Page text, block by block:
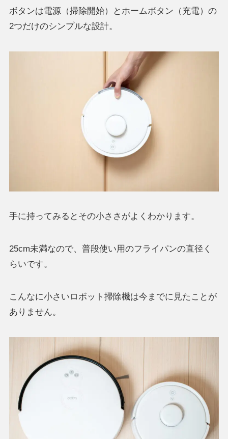
ボタンは電源（掃除開始）とホームボタン（充電）の
2つだけのシンプルな設計。
手に持ってみるとその小ささがよくわかります。
25cm未満なので、普段使い用のフライパンの直径く
らいです。
こんなに小さいロボット掃除機は今までに見たことが
ありません。